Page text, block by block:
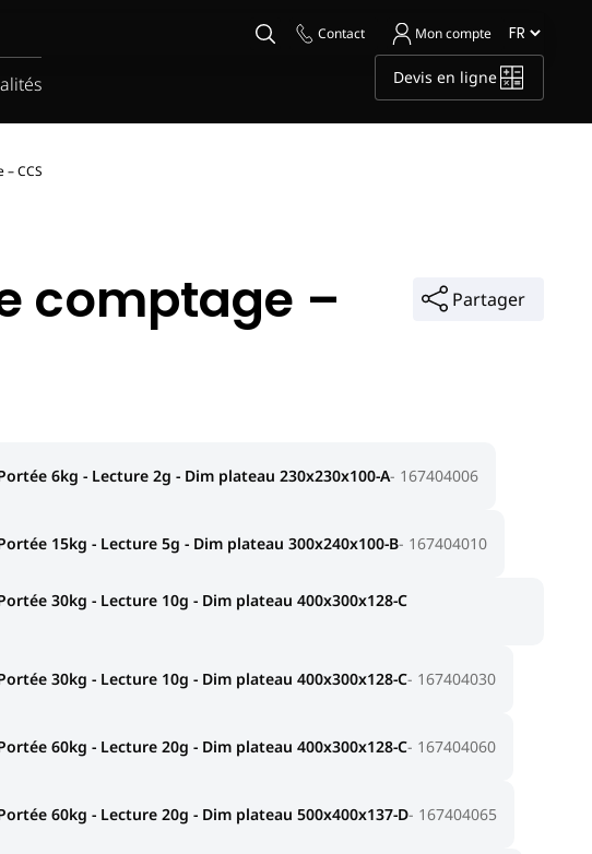
Contact Mon compte
Devis en ligne
CCS
comptage – Partager
6kg - Lecture 2g - Dim plateau 230x230x100-A 167404006
15kg - Lecture 5g - Dim plateau 300x240x100-B 167404010
30kg - Lecture 10g - Dim plateau 400x300x128-C
30kg - Lecture 10g - Dim plateau 400x300x128-C 167404030
60kg - Lecture 20g - Dim plateau 400x300x128-C 167404060
60kg - Lecture 20g - Dim plateau 500x400x137-D 167404065